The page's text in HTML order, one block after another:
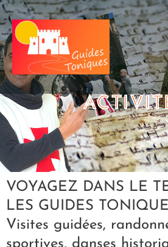
Aller
au
contenu
VOYAGEZ DANS LE
LES GUIDES
Visites guidées,
sportives, danses